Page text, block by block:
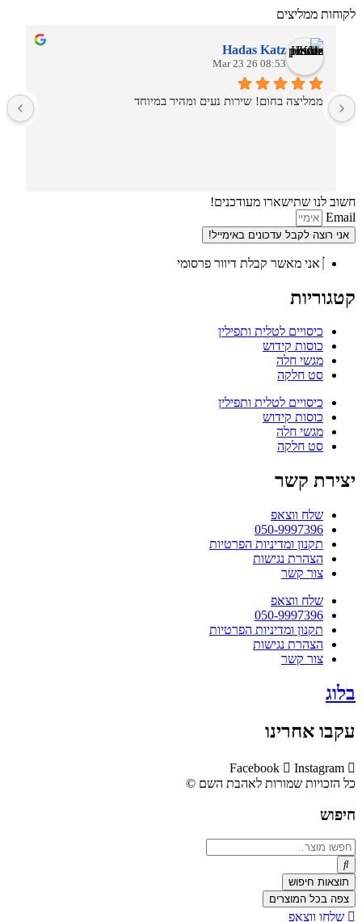
לקוחות ממליצים
Hadas Katz
08:53 26 Mar 23
ממליצה בחום! שירות נעים ומהיר במיוחד
חשוב לנו שתישארו מעודכנים!
Email
אני רוצה לקבל עדכונים באימייל!
אני מאשר קבלת דיוור פרסומי
קטגוריות
כיסויים לטלית ותפילין
כוסות קידוש
מגשי חלה
סט חלקה
כיסויים לטלית ותפילין
כוסות קידוש
מגשי חלה
סט חלקה
יצירת קשר
שלח ווצאפ
050-9997396
תקנון ומדיניות הפרטיות
הצהרת נגישות
צור קשר
שלח ווצאפ
050-9997396
תקנון ומדיניות הפרטיות
הצהרת נגישות
צור קשר
בלוג
עקבו אחרינו
Facebook
Instagram
כל הזכויות שמורות לאהבת השם ©​
חיפוש
Search
...
תוצאות חיפוש
צפה בכל המוצרים
שלחו ווצאפ